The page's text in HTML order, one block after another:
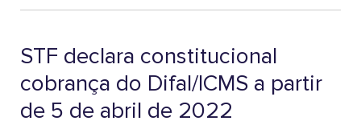
STF declara constitucional
cobrança do Difal/ICMS a partir
de 5 de abril de 2022